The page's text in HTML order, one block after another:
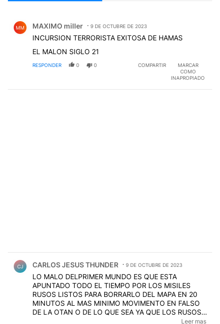
MM MAXIMO miller 9 DE OCTUBRE DE 2023
INCURSION TERRORISTA EXITOSA DE HAMAS
EL MALON SIGLO 21
RESPONDER 0 0 COMPARTIR
MARCAR
COMO
INAPROPIADO
CJ CARLOS JESUS THUNDER 9 DE OCTUBRE DE 2023
LO MALO DELPRIMER MUNDO ES QUE ESTA
APUNTADO TODO EL TIEMPO POR LOS MISILES
RUSOS LISTOS PARA BORRARLO DEL MAPA EN 20
MINUTOS AL MAS MINIMO MOVIMENTO EN FALSO
DE LA OTAN O DE LO QUE SEA YA QUE LOS RUSOS
Leer mas